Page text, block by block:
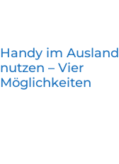
Handy im Ausland
nutzen – Vier
Möglichkeiten